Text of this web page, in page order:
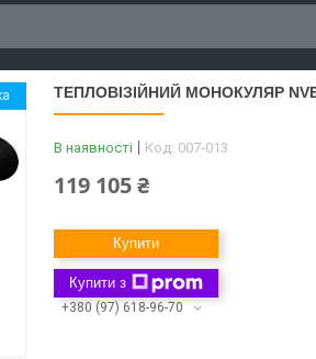
ТЕПЛОВІЗІЙНИЙ МОНОКУЛЯР
В наявності Код: 007-013
119 105 ₴
Купити
Купити з
+380 (97) 618-96-70